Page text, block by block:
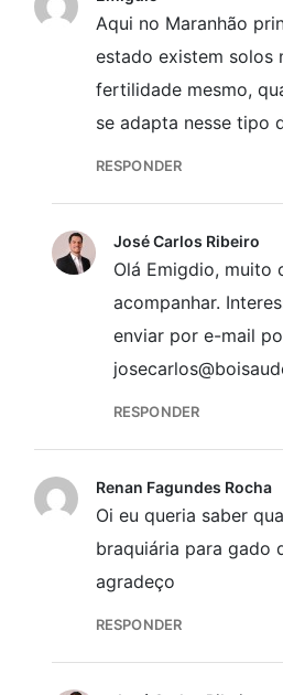
Aqui no Maranhão
estado existem solos
fertilidade mesmo,
se adapta nesse tipo
RESPONDER
José Carlos Ribeiro
Olá Emigdio, muito
acompanhar.
enviar por e-mail
RESPONDER
Renan Fagundes Rocha
Oi eu queria saber
braquiária para gado
agradeço
RESPONDER